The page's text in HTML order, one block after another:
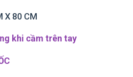
X 80 CM
khi cầm trên tay